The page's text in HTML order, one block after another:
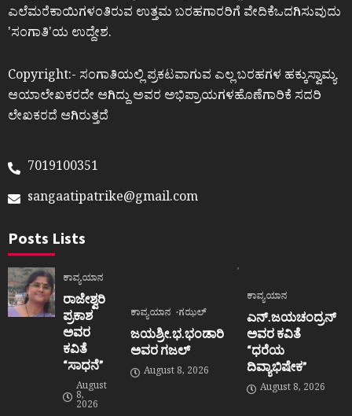
ಎಲೆಮರೆಕಾಯಿಗಳಂತಿರುವ ಉತ್ತಮ ಬರಹಗಾರರಿಗೆ ವೇದಿಕೆಒದಗಿಸುವುದು
ʼಸಂಗಾತಿʼಯ ಉದ್ದೇಶ.
Copyright:- ಸಂಗಾತಿಯಲ್ಲಿ ಪ್ರಕಟವಾಗುವ ಎಲ್ಲ ಬರಹಗಳ ಹಕ್ಕುಸ್ವಾಮ್ಯ
ಆಯಾಲೇಖಕರದೇ ಆಗಿದ್ದು ಅವರ ಅಭಿಪ್ರಾಯಗಳಹೊಣೆಗಾರಿಕೆ ಸದರಿ
ಲೇಖಕರದೆ ಆಗಿರುತ್ತದೆ
7019100351
sangaatipatrike@gmail.com
Posts Lists
ಕಾವ್ಯಯಾನ
ರಾಜೇಶ್ವರಿ
ಪ್ರಕಾಶ
ಅವರ
ಕವಿತೆ
“ಸಾಧನೆ”
August
8,
2026
ಕಾವ್ಯಯಾನ ಗಝಲ್
ಜಯಶ್ರೀ.ಭ.ಭಂಡಾರಿ
ಅವರ ಗಜಲ್
August 8, 2026
ಕಾವ್ಯಯಾನ
ಎನ್.ಜಯಚಂದ್ರನ್
ಅವರ ಕವಿತೆ
“ಧರೆಯ
ದಿವ್ಯಾಭಿಷೇಕ”
August 8, 2026